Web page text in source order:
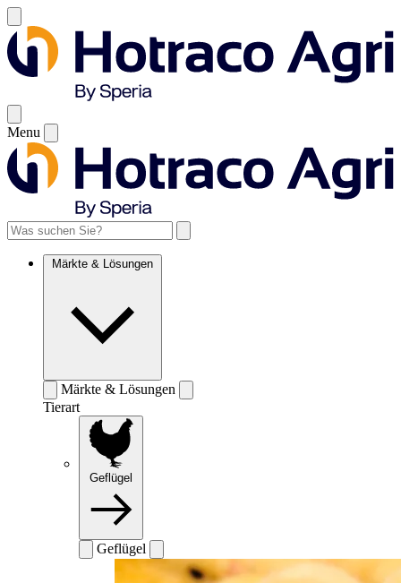
Menu
Märkte & Lösungen
Märkte & Lösungen
Tierart
Geflügel
Geflügel